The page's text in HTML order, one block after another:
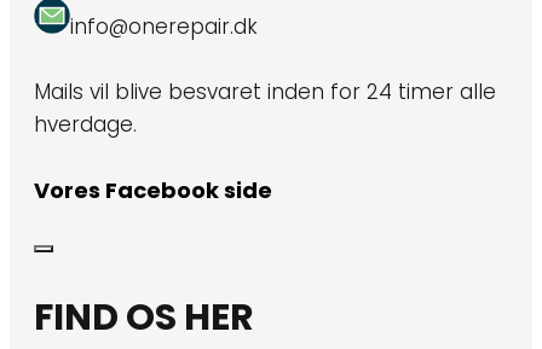
info@onerepair.dk
Mails vil blive besvaret inden for 24 timer alle
hverdage.
Vores Facebook side
FIND OS HER